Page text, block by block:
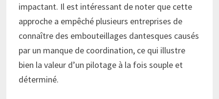
impactant. Il est intéressant de noter que cette
approche a empêché plusieurs entreprises de
connaître des embouteillages dantesques causés
par un manque de coordination, ce qui illustre
bien la valeur d’un pilotage à la fois souple et
déterminé.